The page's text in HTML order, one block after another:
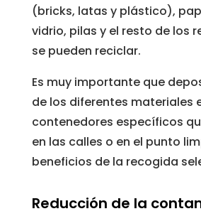
(bricks, latas y plástico),
vidrio, pilas y el resto de los
se pueden reciclar.
Es muy importante que
de los diferentes materiales
contenedores específicos
en las calles o en el punto
beneficios de la recogida
Reducción de la